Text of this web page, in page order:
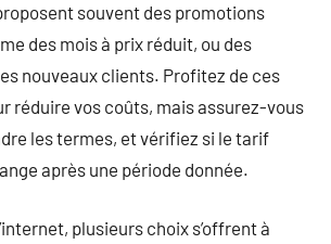
souvent des promotions
des mois à prix réduit, ou des
nouveaux clients. Profitez de ces
réduire vos coûts, mais assurez-vous
les termes, et vérifiez si le tarif
après une période donnée.
plusieurs choix s’offrent à